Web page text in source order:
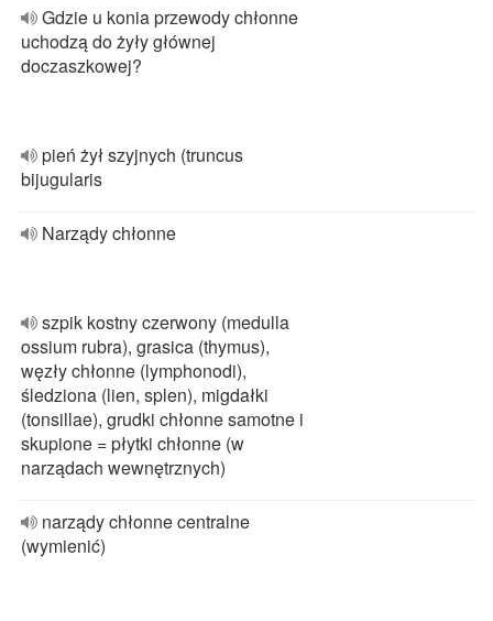
Gdzie u konia przewody chłonne
uchodzą do żyły głównej
doczaszkowej?
pień żył szyjnych (truncus
bijugularis
Narządy chłonne
szpik kostny czerwony (medulla
ossium rubra), grasica (thymus),
węzły chłonne (lymphonodi),
śledziona (lien, splen), migdałki
(tonsillae), grudki chłonne samotne i
skupione = płytki chłonne (w
narządach wewnętrznych)
narządy chłonne centralne
(wymienić)